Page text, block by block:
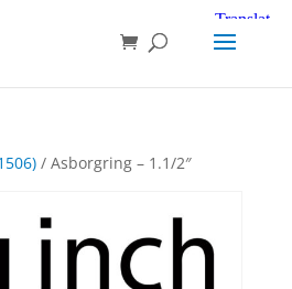
/ Asborgring – 1.1/2″